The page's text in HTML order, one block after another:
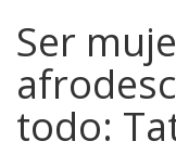
Ser
todo: